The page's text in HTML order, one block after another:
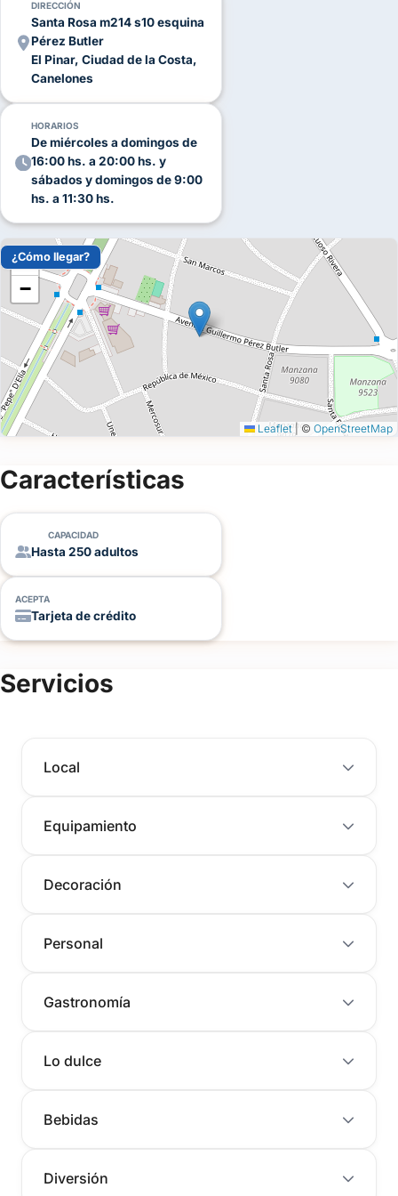
interiores y exteriores, junto con la personalización y atención a
los detalles, hará que tu evento sea inolvidable.
Contactanos hoy mismopara obtener más información y
reservar tu fecha. Completá el formulario en nuestra página o
escribinos porWhatsApp.
DIRECCIÓN
Santa Rosa m214 s10 esquina
Pérez Butler
El Pinar, Ciudad de la Costa,
Canelones
HORARIOS
De miércoles a domingos de
16:00 hs. a 20:00 hs. y
sábados y domingos de 9:00
hs. a 11:30 hs.
+
−
Leaflet | © OpenStreetMap
¿Cómo llegar?
Características
CAPACIDAD
Hasta 250 adultos
ACEPTA
Tarjeta de crédito
Servicios
Local
Equipamiento
Decoración
Personal
Gastronomía
Lo dulce
Bebidas
Diversión